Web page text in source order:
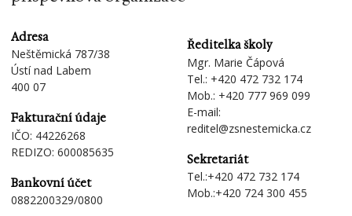
Adresa
Neštěmická 787/38
Ústí nad Labem
400 07
Fakturační údaje
IČO: 44226268
REDIZO: 600085635
Bankovní účet
0882200329/0800
Ředitelka školy
Mgr. Marie Čápová
Tel.: +420 472 732 174
Mob.: +420 777 969 099
E-mail:
reditel@zsnestemicka.cz
Sekretariát
Tel.:+420 472 732 174
Mob.:+420 724 300 455